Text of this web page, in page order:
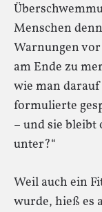
Menschen
Warnungen
am Ende zu
wie man
formulierte
– und sie bleibt
unter?“
Weil auch ein
wurde, hieß es